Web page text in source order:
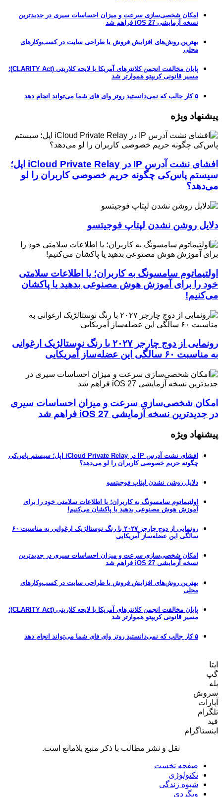
امکان شخصی‌سازی سرعت و میزان احساسات سیری در جدیدترین
نسخه آزمایشی iOS 27 فراهم شد
بهترین روش‌های افزایش فروش با طراحی سایت در کسب‌وکارهای
محلی
پایان مخالفت انجمن کلانترهای آمریکا با لایحه کلاریتی (CLARITY Act)؛
مسیر قانونی کریپتو هموارتر شد
۵ کار جالب که نمی‌دانستید روتر وای فای شما می‌تواند انجام دهد
پیشنهاد ویژه
افشای نشت آدرس IP در iCloud Private Relay اپل؛
سیستم پاس‌کی چگونه حریم خصوصی کاربران را لو
می‌دهد؟
دلایل روشن نشدن لپتاپ فوجیتسو
اولتیماتوم سامسونگ به کاربران؛ یا اطلاعات سلامتی
خود را برای آموزش هوش مصنوعی بدهید یا پاکشان
می‌کنیم!
رونمایی از دوج چارجر ۲۰۲۷ با رنگ نوستالژیک ارغوانی
به مناسبت ۶۰ سالگی این عضله‌ساز آمریکایی
امکان شخصی‌سازی سرعت و میزان احساسات سیری
در جدیدترین نسخه آزمایشی iOS 27 فراهم شد
پیشنهاد ویژه
افشای نشت آدرس IP در iCloud Private Relay اپل؛ سیستم پاس‌کی
چگونه حریم خصوصی کاربران را لو می‌دهد؟
دلایل روشن نشدن لپتاپ فوجیتسو
اولتیماتوم سامسونگ به کاربران؛ یا اطلاعات سلامتی خود را برای
آموزش هوش مصنوعی بدهید یا پاکشان می‌کنیم!
رونمایی از دوج چارجر ۲۰۲۷ با رنگ نوستالژیک ارغوانی به مناسبت ۶۰
سالگی این عضله‌ساز آمریکایی
امکان شخصی‌سازی سرعت و میزان احساسات سیری در جدیدترین
نسخه آزمایشی iOS 27 فراهم شد
بهترین روش‌های افزایش فروش با طراحی سایت در کسب‌وکارهای
محلی
پایان مخالفت انجمن کلانترهای آمریکا با لایحه کلاریتی (CLARITY Act)؛
مسیر قانونی کریپتو هموارتر شد
۵ کار جالب که نمی‌دانستید روتر وای فای شما می‌تواند انجام دهد
ایتا
گپ
بله
سروش
آپارات
تلگرام
فید
اینستاگرام
نقل و نشر مطالب با ذکر منبع بلامانع است.
صفحه نخست
تکنولوژی
شیوه زندگی
وبگردی